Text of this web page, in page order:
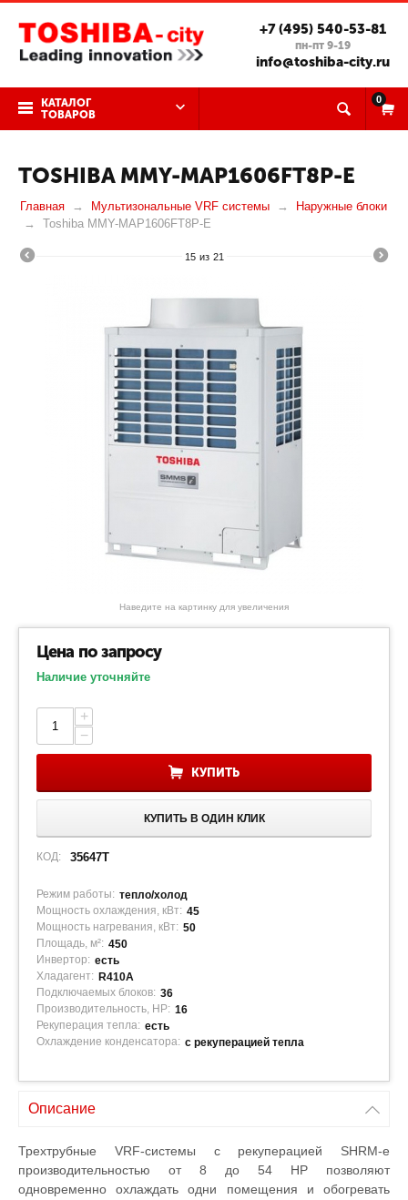
+7 (495) 540-53-81
пн-пт 9-19
info@toshiba-city.ru
КАТАЛОГ
ТОВАРОВ
0
TOSHIBA MMY-MAP1606FT8P-E
Главная Мультизональные VRF системы
Наружные блоки
Toshiba MMY-MAP1606FT8P-E
15 из 21
Наведите на картинку для увеличения
Цена по запросу
Наличие уточняйте
+
−
КУПИТЬ
КУПИТЬ В ОДИН КЛИК
КОД: 35647T
Режим работы: тепло/холод
Мощность охлаждения, кВт: 45
Мощность нагревания, кВт: 50
Площадь, м²: 450
Инвертор: есть
Хладагент: R410A
Подключаемых блоков: 36
Производительность, HP: 16
Рекуперация тепла: есть
Охлаждение конденсатора: с рекуперацией тепла
Описание
Трехтрубные VRF-системы с рекуперацией SHRM-e
производительностью от 8 до 54 НР позволяют
одновременно охлаждать одни помещения и обогревать